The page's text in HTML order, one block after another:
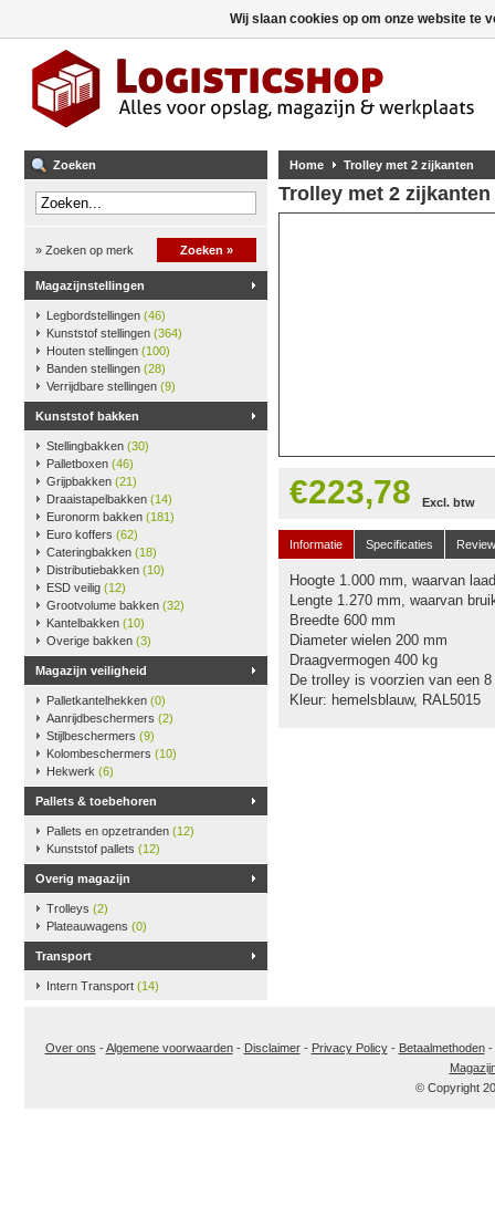
Zoeken
» Zoeken op merk Zoeken »
Magazijnstellingen
Legbordstellingen (46)
Kunststof stellingen (364)
Houten stellingen (100)
Banden stellingen (28)
Verrijdbare stellingen (9)
Kunststof bakken
Stellingbakken (30)
Palletboxen (46)
Grijpbakken (21)
Draaistapelbakken (14)
Euronorm bakken (181)
Euro koffers (62)
Cateringbakken (18)
Distributiebakken (10)
ESD veilig (12)
Grootvolume bakken (32)
Kantelbakken (10)
Overige bakken (3)
Magazijn veiligheid
Palletkantelhekken (0)
Aanrijdbeschermers (2)
Stijlbeschermers (9)
Kolombeschermers (10)
Hekwerk (6)
Pallets & toebehoren
Pallets en opzetranden (12)
Kunststof pallets (12)
Overig magazijn
Trolleys (2)
Plateauwagens (0)
Transport
Intern Transport (14)
Home Trolley met 2 zijkanten
Trolley met 2 zijkanten
€223,78 Excl. btw
Informatie Specificaties
Hoogte 1.000 mm, waarvan
Lengte 1.270 mm, waarvan
Breedte 600 mm
Diameter wielen 200 mm
Draagvermogen 400 kg
De trolley is voorzien van een
Kleur: hemelsblauw, RAL5015
Over ons -Algemene voorwaarden- Disclaimer- Privacy Policy- Betaalmethoden-
© Copyright
Wij slaan cookies op om onze website te